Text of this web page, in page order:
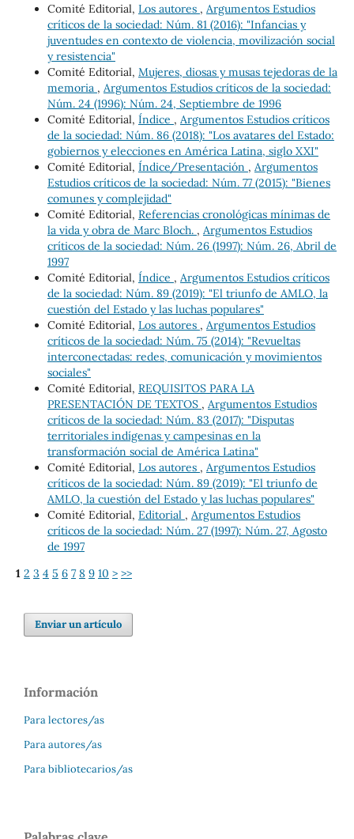
Comité Editorial, Los autores , Argumentos Estudios
críticos de la sociedad: Núm. 81 (2016): "Infancias y
juventudes en contexto de violencia, movilización social
y resistencia"
Comité Editorial, Mujeres, diosas y musas tejedoras de la
memoria , Argumentos Estudios críticos de la sociedad:
Núm. 24 (1996): Núm. 24, Septiembre de 1996
Comité Editorial, Índice , Argumentos Estudios críticos
de la sociedad: Núm. 86 (2018): "Los avatares del Estado:
gobiernos y elecciones en América Latina, siglo XXI"
Comité Editorial, Índice/Presentación , Argumentos
Estudios críticos de la sociedad: Núm. 77 (2015): "Bienes
comunes y complejidad"
Comité Editorial, Referencias cronológicas mínimas de
la vida y obra de Marc Bloch. , Argumentos Estudios
críticos de la sociedad: Núm. 26 (1997): Núm. 26, Abril de
1997
Comité Editorial, Índice , Argumentos Estudios críticos
de la sociedad: Núm. 89 (2019): "El triunfo de AMLO, la
cuestión del Estado y las luchas populares"
Comité Editorial, Los autores , Argumentos Estudios
críticos de la sociedad: Núm. 75 (2014): "Revueltas
interconectadas: redes, comunicación y movimientos
sociales"
Comité Editorial, REQUISITOS PARA LA
PRESENTACIÓN DE TEXTOS , Argumentos Estudios
críticos de la sociedad: Núm. 83 (2017): "Disputas
territoriales indígenas y campesinas en la
transformación social de América Latina"
Comité Editorial, Los autores , Argumentos Estudios
críticos de la sociedad: Núm. 89 (2019): "El triunfo de
AMLO, la cuestión del Estado y las luchas populares"
Comité Editorial, Editorial , Argumentos Estudios
críticos de la sociedad: Núm. 27 (1997): Núm. 27, Agosto
de 1997
1 2 3 4 5 6 7 8 9 10 > >>
Enviar un artículo
Información
Para lectores/as
Para autores/as
Para bibliotecarios/as